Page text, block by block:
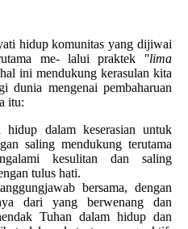
hidup komunitas yang dijiwai
me- lalui praktek
"lima
ini mendukung kerasulan kita
dunia mengenai pembaharuan
itu:
hidup dalam keserasian untuk
saling mendukung terutama
kesulitan dan saling
tulus hati.
bersama, dengan
dari yang berwenang dan
Tuhan dalam hidup dan